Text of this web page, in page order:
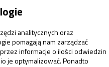
analitycznych oraz
pomagają nam zarządzać
informacje o ilości odwiedzin
je optymalizować. Ponadto